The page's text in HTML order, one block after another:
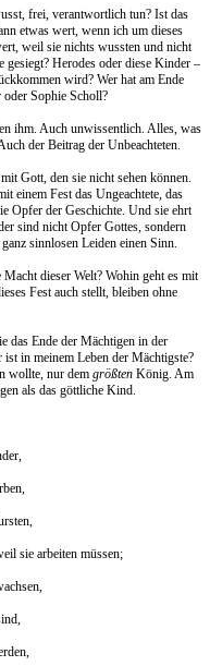
frei, verantwortlich tun? Ist das
etwas wert, wenn ich um dieses
weil sie nichts wussten und nicht
gesiegt? Herodes oder diese Kinder –
wird? Wer hat am Ende
oder Sophie Scholl?
ihm. Auch unwissentlich. Alles, was
der Beitrag der Unbeachteten.
Gott, den sie nicht sehen können.
einem Fest das Ungeachtete, das
Opfer der Geschichte. Und sie ehrt
sind nicht Opfer Gottes, sondern
sinnlosen Leiden einen Sinn.
dieser Welt? Wohin geht es mit
Fest auch stellt, bleiben ohne
das Ende der Mächtigen in der
in meinem Leben der Mächtigste?
wollte, nur dem größtenKönig. Am
als das göttliche Kind.
sie arbeiten müssen;